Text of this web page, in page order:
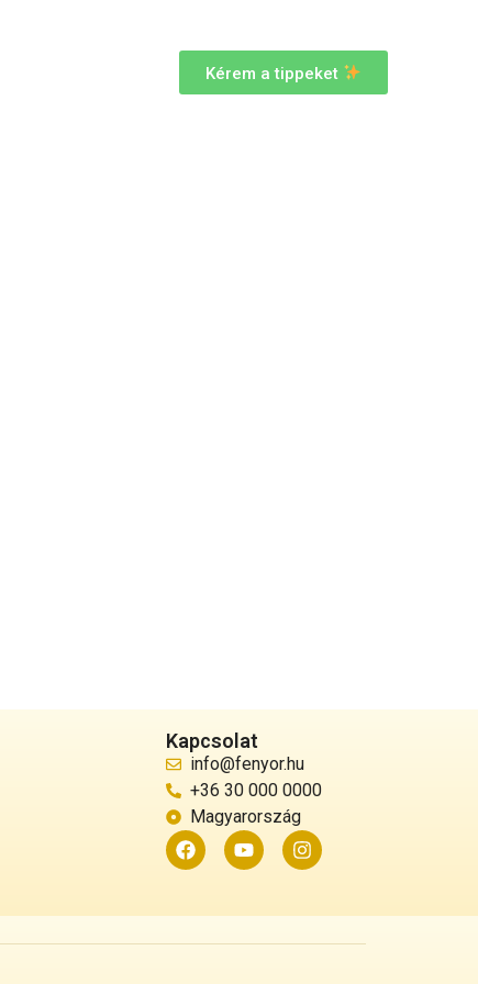
Kérem a tippeket
Kapcsolat
info@fenyor.hu
+36 30 000 0000
Magyarország